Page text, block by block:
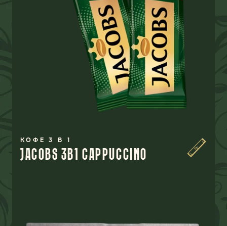
КОФЕ 3 В 1
JACOBS 3B1 CAPPUCCINO